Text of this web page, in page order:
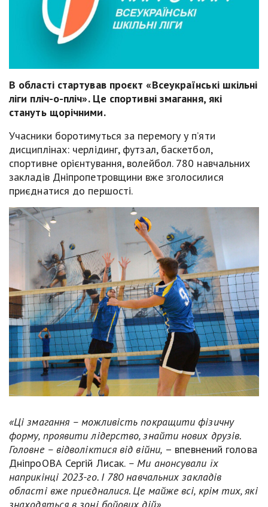
В області стартував проєкт «Всеукраїнські шкільні
ліги пліч-о-пліч». Це спортивні змагання, які
стануть щорічними.
Учасники боротимуться за перемогу у п’яти
дисциплінах: черлідинг, футзал, баскетбол,
спортивне орієнтування, волейбол. 780 навчальних
закладів Дніпропетровщини вже зголосилися
приєднатися до першості.
«Ці змагання – можливість покращити фізичну
форму, проявити лідерство, знайти нових друзів.
Головне – відволіктися від війни, – впевнений голова
ДніпроОВА Сергій Лисак. – Ми анонсували їх
наприкінці 2023-го. І 780 навчальних закладів
області вже приєдналися. Це майже всі, крім тих, які
знаходяться в зоні бойових дій».